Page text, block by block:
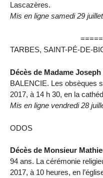
Lascazères.
Mis en ligne samedi 29
TARBES, SAINT-PÉ-DE-
Décès de Madame
BALENCIE. Les obsèques
2017, à 14 h 30, en la
Mis en ligne vendredi 28
ODOS
Décès de Monsieur
94 ans. La cérémonie
2017, à 10 heures, en